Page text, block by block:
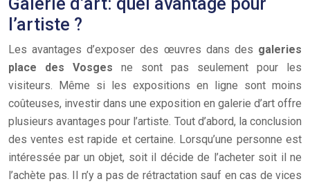
l’artiste ?
Les avantages d’exposer des œuvres dans des galeries
place des Vosges ne sont pas seulement pour les
visiteurs. Même si les expositions en ligne sont moins
coûteuses, investir dans une exposition en galerie d’art offre
plusieurs avantages pour l’artiste. Tout d’abord, la conclusion
des ventes est rapide et certaine. Lorsqu’une personne est
intéressée par un objet, soit il décide de l’acheter soit il ne
l’achète pas. Il n’y a pas de rétractation sauf en cas de vices